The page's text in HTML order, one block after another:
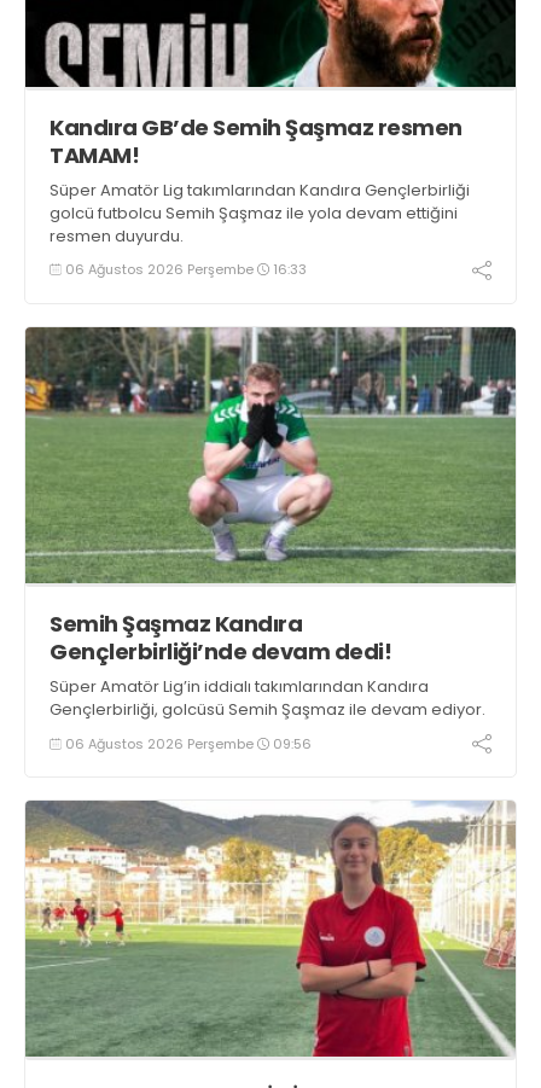
Kandıra GB’de Semih Şaşmaz resmen
TAMAM!
Süper Amatör Lig takımlarından Kandıra Gençlerbirliği
golcü futbolcu Semih Şaşmaz ile yola devam ettiğini
resmen duyurdu.
06 Ağustos 2026 Perşembe 16:33
Semih Şaşmaz Kandıra
Gençlerbirliği’nde devam dedi!
Süper Amatör Lig’in iddialı takımlarından Kandıra
Gençlerbirliği, golcüsü Semih Şaşmaz ile devam ediyor.
06 Ağustos 2026 Perşembe 09:56